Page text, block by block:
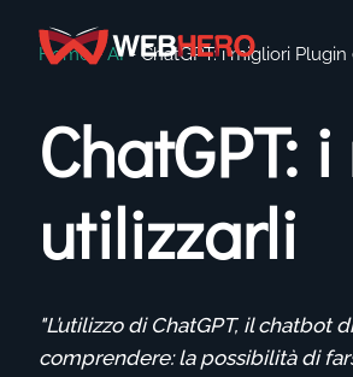
Home-AI-ChatGPT: i migliori
ChatGPT:
utilizzarli
"L’utilizzo di ChatGPT, il
comprendere: la possibilità di